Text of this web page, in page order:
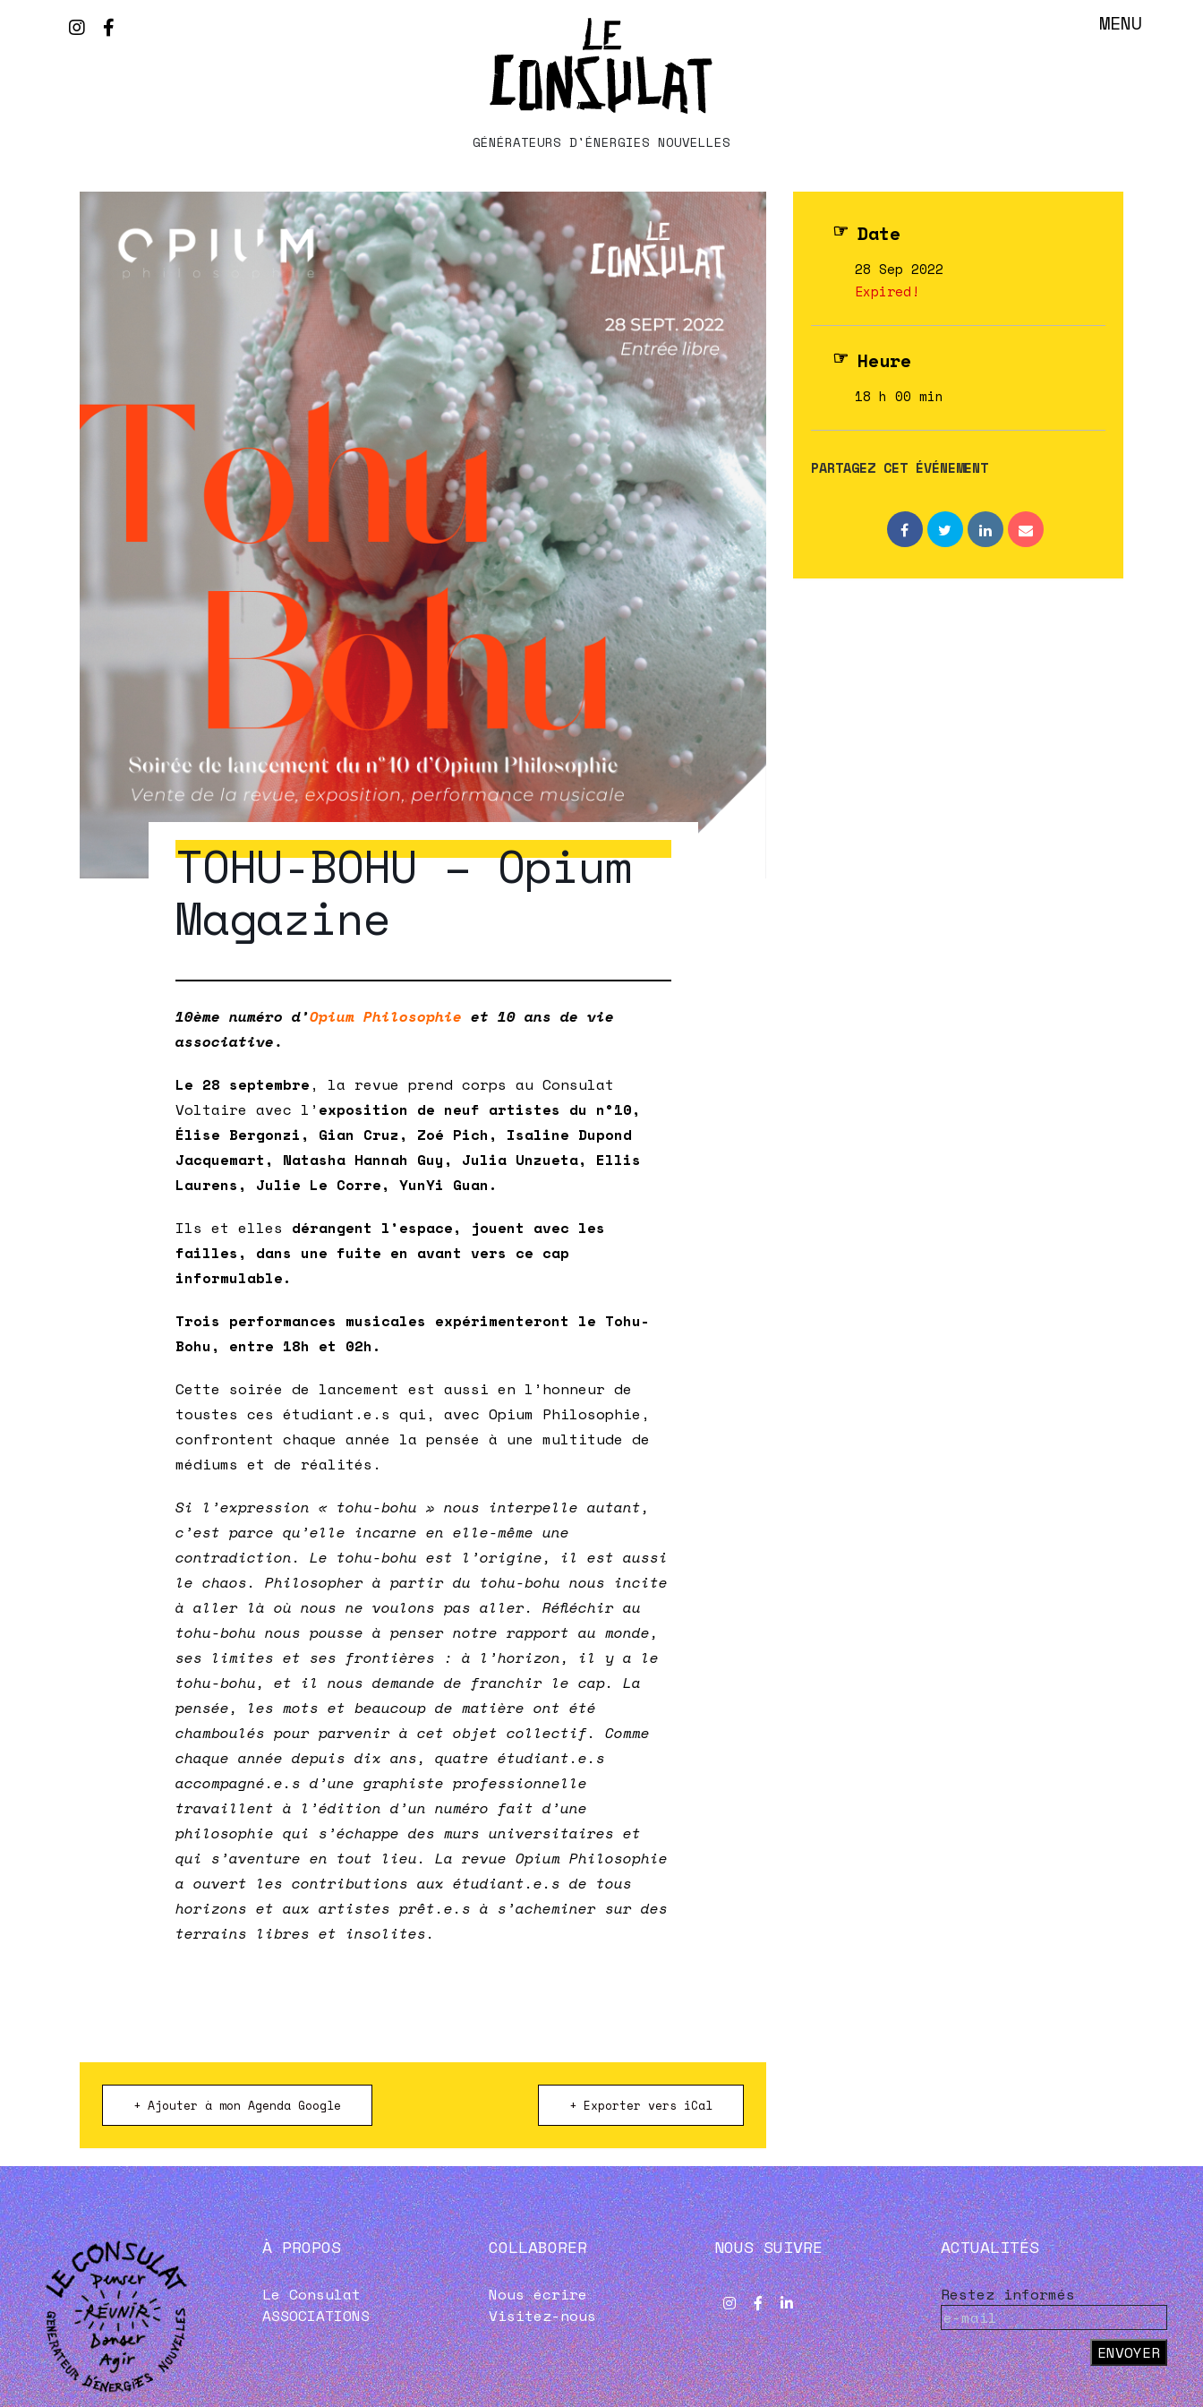
MENU
GÉNÉRATEURS D'ÉNERGIES NOUVELLES
TOHU-BOHU – Opium
Magazine
10ème numéro d’Opium Philosophie et 10 ans de vie
associative.
Le 28 septembre , la revue prend corps au Consulat
Voltaire avec l’ exposition de neuf artistes du n°10,
Élise Bergonzi, Gian Cruz, Zoé Pich, Isaline Dupond
Jacquemart, Natasha Hannah Guy, Julia Unzueta, Ellis
Laurens, Julie Le Corre, YunYi Guan.
Ils et elles dérangent l’espace, jouent avec les
failles, dans une fuite en avant vers ce cap
informulable.
Trois performances musicales expérimenteront le Tohu-
Bohu, entre 18h et 02h.
Cette soirée de lancement est aussi en l’honneur de
toustes ces étudiant.e.s qui, avec Opium Philosophie,
confrontent chaque année la pensée à une multitude de
médiums et de réalités.
Si l’expression « tohu-bohu » nous interpelle autant,
c’est parce qu’elle incarne en elle-même une
contradiction. Le tohu-bohu est l’origine, il est aussi
le chaos. Philosopher à partir du tohu-bohu nous incite
à aller là où nous ne voulons pas aller. Réfléchir au
tohu-bohu nous pousse à penser notre rapport au monde,
ses limites et ses frontières : à l’horizon, il y a le
tohu-bohu, et il nous demande de franchir le cap. La
pensée, les mots et beaucoup de matière ont été
chamboulés pour parvenir à cet objet collectif. Comme
chaque année depuis dix ans, quatre étudiant.e.s
accompagné.e.s d’une graphiste professionnelle
travaillent à l’édition d’un numéro fait d’une
philosophie qui s’échappe des murs universitaires et
qui s’aventure en tout lieu. La revue Opium Philosophie
a ouvert les contributions aux étudiant.e.s de tous
horizons et aux artistes prêt.e.s à s’acheminer sur des
terrains libres et insolites.
+ Ajouter à mon Agenda Google + Exporter vers iCal
Date
28 Sep 2022
Expired!
Heure
18 h 00 min
PARTAGEZ CET ÉVÉNEMENT
À PROPOS
Le Consulat
ASSOCIATIONS
COLLABORER
Nous écrire
Visitez-nous
NOUS SUIVRE ACTUALITÉS
Restez informés
ENVOYER